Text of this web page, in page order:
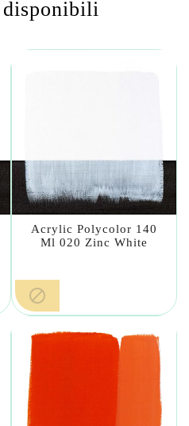
Acrylic Polycolor 140
Ml 020 Zinc White
